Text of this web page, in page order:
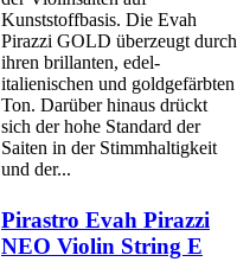
Kunststoffbasis. Die Evah
Pirazzi GOLD überzeugt durch
ihren brillanten, edel-
italienischen und goldgefärbten
Ton. Darüber hinaus drückt
sich der hohe Standard der
Saiten in der Stimmhaltigkeit
und der...
Pirastro Evah Pirazzi
NEO Violin String E